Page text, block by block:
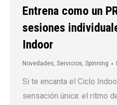
Entrena como un
sesiones
Indoor
Novedades, Servicios, Spinning
Si te encanta el Ciclo
sensación única: el ritmo